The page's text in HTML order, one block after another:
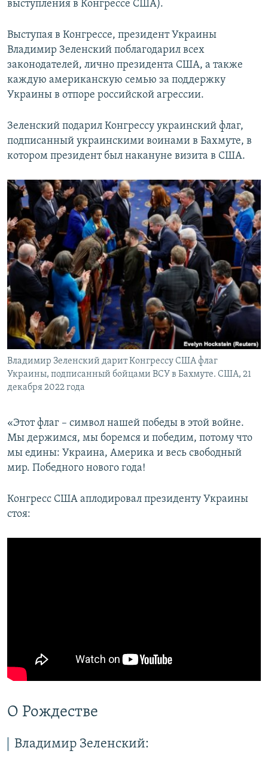
выступления в Конгрессе США).
Выступая в Конгрессе, президент Украины
Владимир Зеленский поблагодарил всех
законодателей, лично президента США, а также
каждую американскую семью за поддержку
Украины в отпоре российской агрессии.
Зеленский подарил Конгрессу украинский флаг,
подписанный украинскими воинами в Бахмуте, в
котором президент был накануне визита в США.
Владимир Зеленский дарит Конгрессу США флаг
Украины, подписанный бойцами ВСУ в Бахмуте. США, 21
декабря 2022 года
«Этот флаг – символ нашей победы в этой войне.
Мы держимся, мы боремся и победим, потому что
мы едины: Украина, Америка и весь свободный
мир. Победного нового года!
Конгресс США аплодировал президенту Украины
стоя:
О Рождестве
Владимир Зеленский: